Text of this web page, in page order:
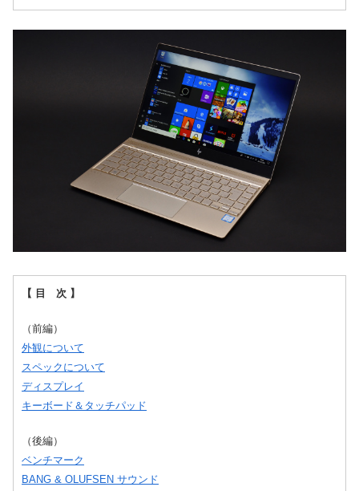
【 目 次 】
（前編）
外観について
スペックについて
ディスプレイ
キーボード＆タッチパッド
（後編）
ベンチマーク
BANG & OLUFSEN サウンド